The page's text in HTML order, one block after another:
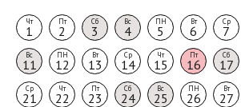
Чт
1
Пт
2
Сб
3
Вс
4
ПН
5
Вт
6
Ср
7
Вс
11
ПН
12
Вт
13
Ср
14
Чт
15
Пт
16
Сб
17
Ср
21
Чт
22
Пт
23
Сб
24
Вс
25
ПН
26
Вт
27